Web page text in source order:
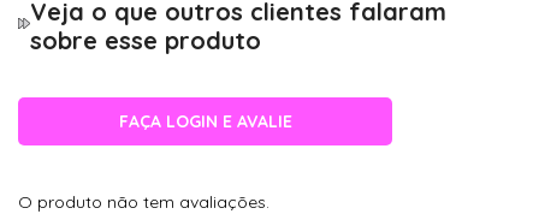
Veja o que outros clientes falaram
sobre esse produto
FAÇA LOGIN E AVALIE
O produto não tem avaliações.